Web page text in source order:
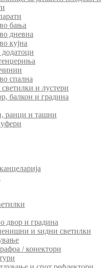
бања
дневна
кујна
додатоци
спална
и лустери
балкон и градина
ранци и ташни
двор и градина
и ѕидни светилки
/ конектори